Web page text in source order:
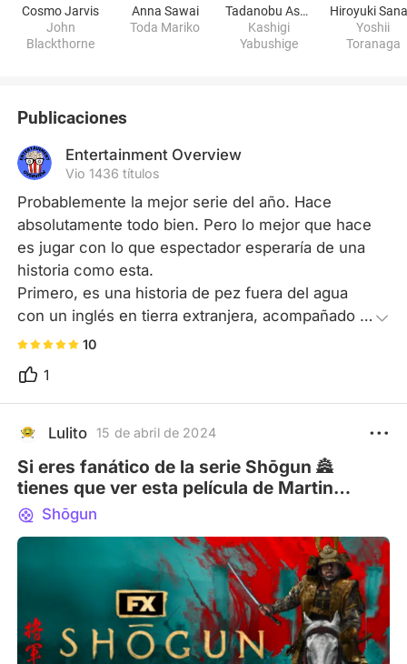
Cosmo Jarvis
John
Blackthorne
Anna Sawai
Toda Mariko
Tadanobu Asano
Kashigi
Yabushige
Yoshii
Toranaga
Publicaciones
Entertainment Overview
Vio 1436 títulos
Probablemente la mejor serie del año. Hace
absolutamente todo bien. Pero lo mejor que hace
es jugar con lo que espectador esperaría de una
historia como esta.
Primero, es una historia de pez fuera del agua
con un inglés en tierra extranjera, acompañado
del contexto político y religioso del siglo XVII.
Pero, para cuando termina, comprendemos eran
sólo peones dentro de una historia muchísimo
más compleja.
Todo ese viaje se acompaña de una manufactura
que pocas veces se ve.
10
1
Lulito 15 de abril de 2024
Si eres fanático de la serie Shōgun 🏯
tienes que ver esta película de Martin
Scorsese 🎦
Shōgun